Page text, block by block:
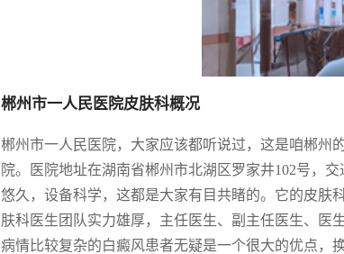
郴州市一人民医院皮肤科概况
郴州市一人民医院，大家应该都听说过，这是咱郴州
院。医院地址在湖南省郴州市北湖区罗家井102号，
悠久，设备科学，这都是大家有目共睹的。它的皮肤
肤科医生团队实力雄厚，主任医生、副主任医生、医
病情比较复杂的白癜风患者无疑是一个很大的优点，